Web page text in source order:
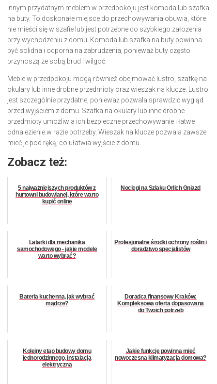
Innym przydatnym meblem w przedpokoju jest komoda lub szafka
na buty. To doskonałe miejsce do przechowywania obuwia, które
nie mieści się w szafie lub jest potrzebne do szybkiego założenia
przy wychodzeniu z domu. Komoda lub szafka na buty powinna
być solidna i odporna na zabrudzenia, ponieważ buty często
przynoszą ze sobą brud i wilgoć.
Meble w przedpokoju mogą również obejmować lustro, szafkę na
okulary lub inne drobne przedmioty oraz wieszak na klucze. Lustro
jest szczególnie przydatne, ponieważ pozwala sprawdzić wygląd
przed wyjściem z domu. Szafka na okulary lub inne drobne
przedmioty umożliwia ich bezpieczne przechowywanie i łatwe
odnalezienie w razie potrzeby. Wieszak na klucze pozwala zawsze
mieć je pod ręką, co ułatwia wyjście z domu.
Zobacz też:
5 najważniejszych produktów z
hurtowni budowlanej, które warto
kupić online
Noclegi na Szlaku Orlich Gniazd
Latarki dla mechanika
samochodowego - jakie modele
warto wybrać?
Profesjonalne środki ochrony roślin i
doradztwo specjalistów
Bateria kuchenna, jak wybrać
mądrze?
Doradca finansowy Kraków:
Kompleksowa oferta dopasowana
do Twoich potrzeb
Kolejny etap budowy domu
jednorodzinnego, instalacja
elektryczna
Jakie funkcje powinna mieć
nowoczesna klimatyzacja domowa?